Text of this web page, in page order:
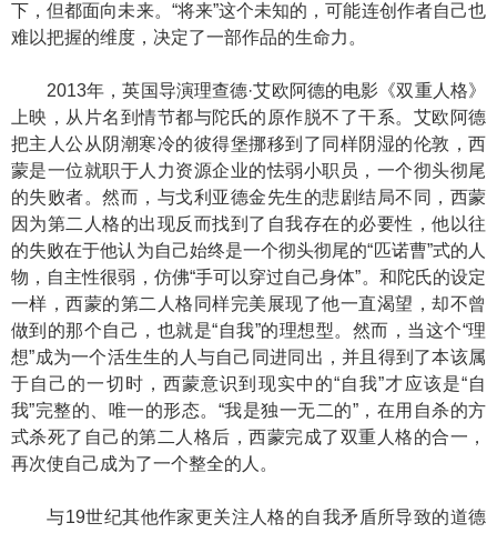
下，但都面向未来。“将来”这个未知的，可能连创作者自己也
难以把握的维度，决定了一部作品的生命力。
2013年，英国导演理查德·艾欧阿德的电影《双重人格》
上映，从片名到情节都与陀氏的原作脱不了干系。艾欧阿德
把主人公从阴潮寒冷的彼得堡挪移到了同样阴湿的伦敦，西
蒙是一位就职于人力资源企业的怯弱小职员，一个彻头彻尾
的失败者。然而，与戈利亚德金先生的悲剧结局不同，西蒙
因为第二人格的出现反而找到了自我存在的必要性，他以往
的失败在于他认为自己始终是一个彻头彻尾的“匹诺曹”式的人
物，自主性很弱，仿佛“手可以穿过自己身体”。和陀氏的设定
一样，西蒙的第二人格同样完美展现了他一直渴望，却不曾
做到的那个自己，也就是“自我”的理想型。然而，当这个“理
想”成为一个活生生的人与自己同进同出，并且得到了本该属
于自己的一切时，西蒙意识到现实中的“自我”才应该是“自
我”完整的、唯一的形态。“我是独一无二的”，在用自杀的方
式杀死了自己的第二人格后，西蒙完成了双重人格的合一，
再次使自己成为了一个整全的人。
与19世纪其他作家更关注人格的自我矛盾所导致的道德